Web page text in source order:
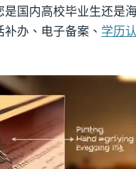
是国内高校毕业生还是
办、电子备案、 学历